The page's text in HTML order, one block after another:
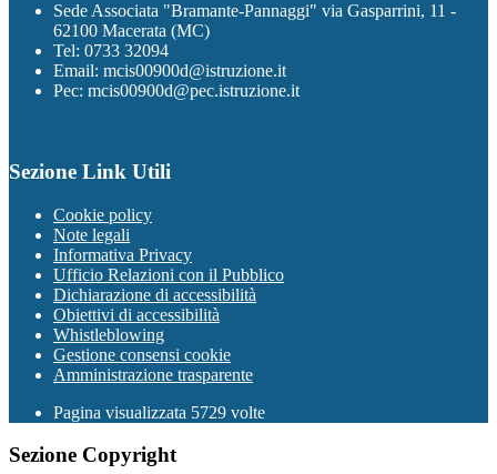
Sede Associata "Bramante-Pannaggi" via Gasparrini, 11 -
62100 Macerata (MC)
Tel: 0733 32094
Email: mcis00900d@istruzione.it
Pec: mcis00900d@pec.istruzione.it
Sezione Link Utili
Cookie policy
Note legali
Informativa Privacy
Ufficio Relazioni con il Pubblico
Dichiarazione di accessibilità
Obiettivi di accessibilità
Whistleblowing
Gestione consensi cookie
Amministrazione trasparente
Pagina visualizzata 5729 volte
Sezione Copyright